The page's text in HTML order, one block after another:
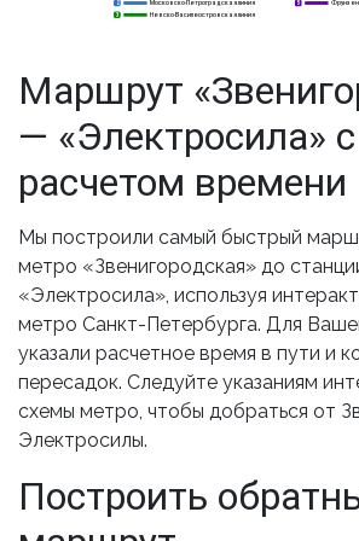
Невско-Василеостровская линия
2
3
5
2
3
Маршрут
— «Электросила» с
расчетом времени
Мы построили самый быстрый
метро «Звенигородская» до
«Электросила», используя
метро Санкт-Петербурга. Для
указали расчетное время в пути и
пересадок. Следуйте указаниям
схемы метро, чтобы добраться от
Электросилы.
Построить